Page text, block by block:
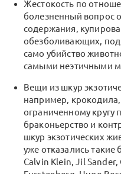
Жестокость по
болезненный вопрос
содержания,
обезболивающих,
само убийство
самыми неэтичными
Вещи из шкур
например,
ограниченному кругу
браконьерство и
шкур экзотических
уже отказались
Calvin Klein, Jil